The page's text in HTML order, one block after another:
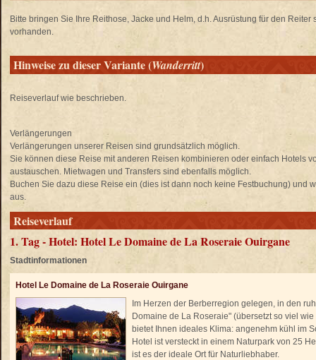
Bitte bringen Sie Ihre Reithose, Jacke und Helm, d.h. Ausrüstung für den
vorhanden.
Hinweise zu dieser Variante (Wanderritt)
Reiseverlauf wie beschrieben.
Verlängerungen
Verlängerungen unserer Reisen sind grundsätzlich möglich.
Sie können diese Reise mit anderen Reisen kombinieren oder einfach Hotels
austauschen. Mietwagen und Transfers sind ebenfalls möglich.
Buchen Sie dazu diese Reise ein (dies ist dann noch keine Festbuchung) und
aus.
Reiseverlauf
1. Tag - Hotel: Hotel Le Domaine de La Roseraie Ouirgane
Stadtinformationen
Hotel Le Domaine de La Roseraie Ouirgane
Im Herzen der Berberregion gelegen, in den
Domaine de La Roseraie" (übersetzt so viel
bietet Ihnen ideales Klima: angenehm kühl im
Hotel ist versteckt in einem Naturpark von 25
ist es der ideale Ort für Naturliebhaber.